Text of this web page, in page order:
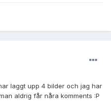
laggt upp 4 bilder och jag har
aldrig får nåra komments :P